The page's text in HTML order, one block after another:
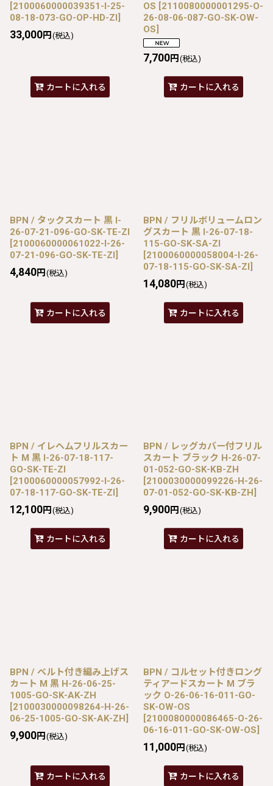
[2100060000039351-I-25-
08-18-073-GO-OP-HD-ZI]
33,000円 (税込)
カートに入れる
OS [2110080000001295-O-
26-08-06-087-GO-SK-OW-
OS]
7,700円 (税込)
カートに入れる
BPN / タックスカート 黒 I-
26-07-21-096-GO-SK-TE-ZI
[2100060000061022-I-26-
07-21-096-GO-SK-TE-ZI]
4,840円 (税込)
カートに入れる
BPN / フリルボリュームロン
グスカート 黒 I-26-07-18-
115-GO-SK-SA-ZI
[2100060000058004-I-26-
07-18-115-GO-SK-SA-ZI]
14,080円 (税込)
カートに入れる
BPN / イレヘムフリルスカー
ト M 黒 I-26-07-18-117-
GO-SK-TE-ZI
[2100060000057992-I-26-
07-18-117-GO-SK-TE-ZI]
12,100円 (税込)
カートに入れる
BPN / レッグカバー付フリル
スカート ブラック H-26-07-
01-052-GO-SK-KB-ZH
[2100030000099226-H-26-
07-01-052-GO-SK-KB-ZH]
9,900円 (税込)
カートに入れる
BPN / ベルト付き編み上げス
カート M 黒 H-26-06-25-
1005-GO-SK-AK-ZH
[2100030000098264-H-26-
06-25-1005-GO-SK-AK-ZH]
9,900円 (税込)
カートに入れる
BPN / コルセット付きロング
ティアードスカート M ブラ
ック O-26-06-16-011-GO-
SK-OW-OS
[2100080000086465-O-26-
06-16-011-GO-SK-OW-OS]
11,000円 (税込)
カートに入れる